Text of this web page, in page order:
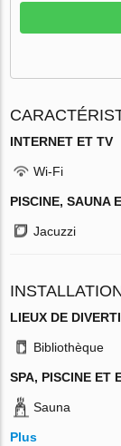
INTERNET ET TV
Wi-Fi
PISCINE, SAUNA
Jacuzzi
LIEUX DE
Bibliothèque
SPA, PISCINE ET
Sauna
Plus